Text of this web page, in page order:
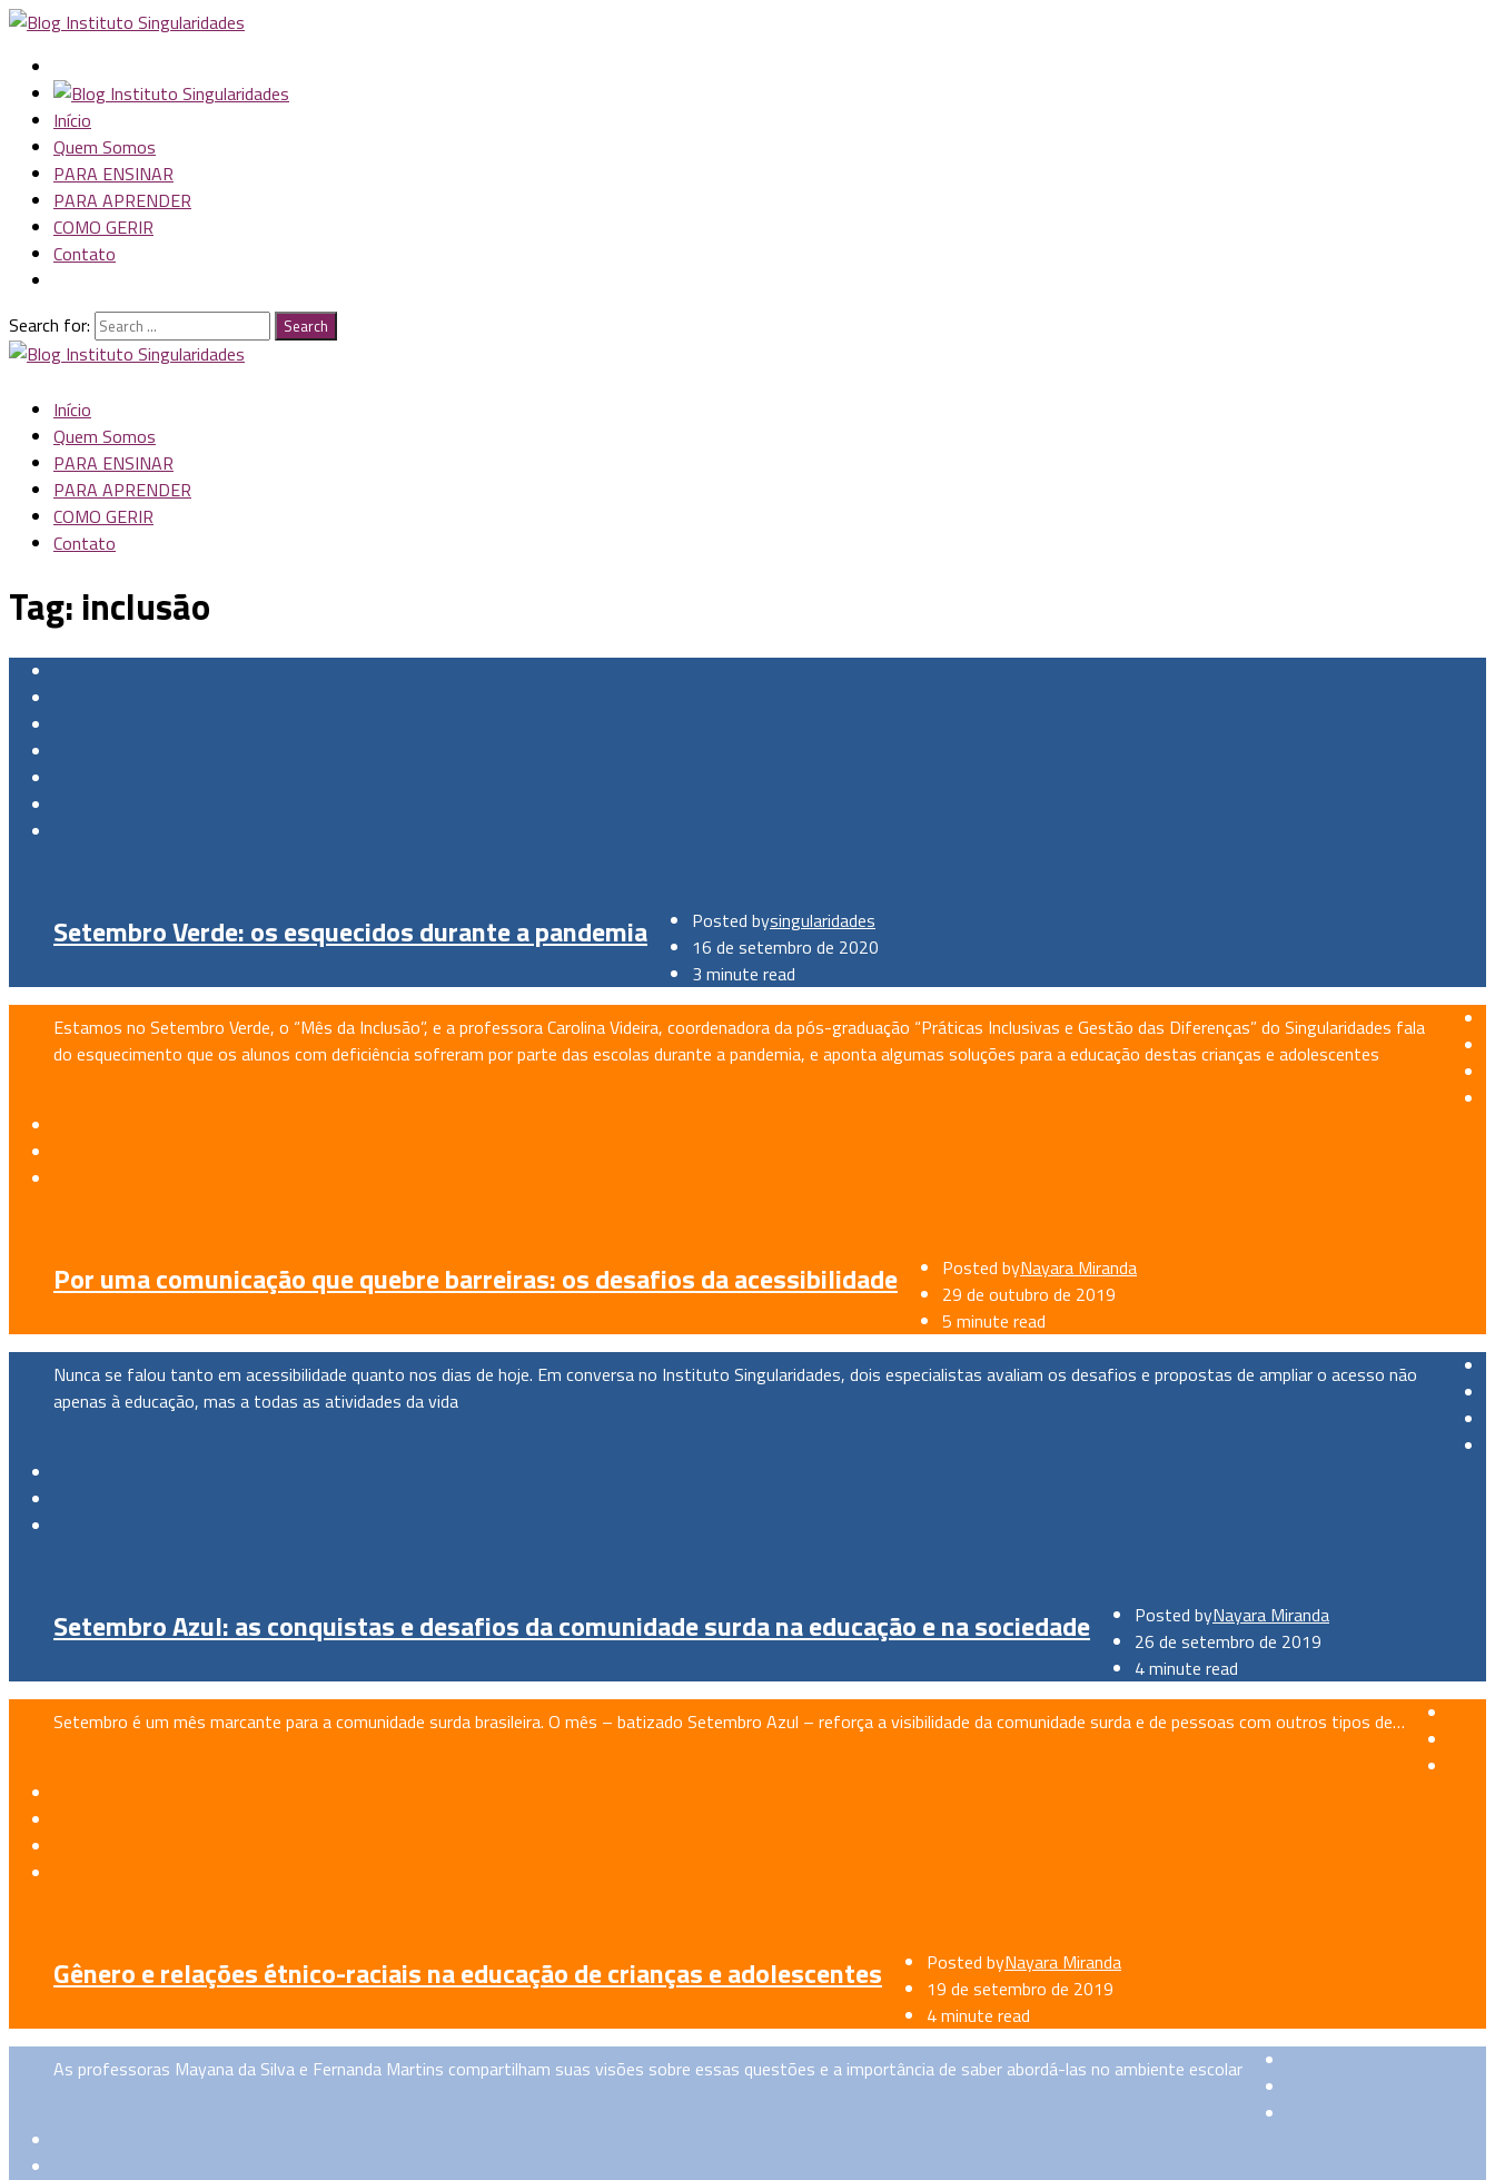
Início
Quem Somos
PARA ENSINAR
PARA APRENDER
COMO GERIR
Contato
Search for: Search
Início
Quem Somos
PARA ENSINAR
PARA APRENDER
COMO GERIR
Contato
Tag: inclusão
Setembro Verde: os esquecidos durante a pandemia
Estamos no Setembro Verde, o “Mês da Inclusão”, e a professora Carolina Videira, coordenadora da pós-graduação “Práticas Inclusivas e Gestão das Diferenças” do Singularidades fala
do esquecimento que os alunos com deficiência sofreram por parte das escolas durante a pandemia, e aponta algumas soluções para a educação destas crianças e adolescentes
Posted bysingularidades
16 de setembro de 2020
3 minute read
Por uma comunicação que quebre barreiras: os desafios da acessibilidade
Nunca se falou tanto em acessibilidade quanto nos dias de hoje. Em conversa no Instituto Singularidades, dois especialistas avaliam os desafios e propostas de ampliar o acesso não
apenas à educação, mas a todas as atividades da vida
Posted byNayara Miranda
29 de outubro de 2019
5 minute read
Setembro Azul: as conquistas e desafios da comunidade surda na educação e na sociedade
Setembro é um mês marcante para a comunidade surda brasileira. O mês – batizado Setembro Azul – reforça a visibilidade da comunidade surda e de pessoas com outros tipos de…
Posted byNayara Miranda
26 de setembro de 2019
4 minute read
Gênero e relações étnico-raciais na educação de crianças e adolescentes
As professoras Mayana da Silva e Fernanda Martins compartilham suas visões sobre essas questões e a importância de saber abordá-las no ambiente escolar
Posted byNayara Miranda
19 de setembro de 2019
4 minute read